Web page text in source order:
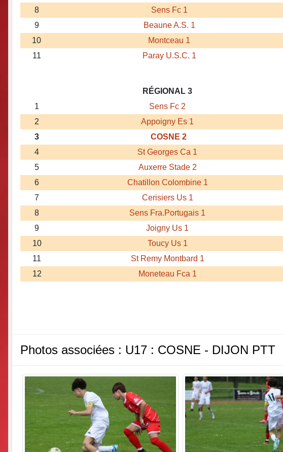
8
Sens Fc 1
9
Beaune A.S. 1
10
Montceau 1
11
Paray U.S.C. 1
RÉGIONAL 3
1
Sens Fc 2
2
Appoigny Es 1
3
COSNE 2
4
St Georges Ca 1
5
Auxerre Stade 2
6
Chatillon Colombine 1
7
Cerisiers Us 1
8
Sens Fra.Portugais 1
9
Joigny Us 1
10
Toucy Us 1
11
St Remy Montbard 1
12
Moneteau Fca 1
Photos associées : U17 : COSNE - DIJON PTT